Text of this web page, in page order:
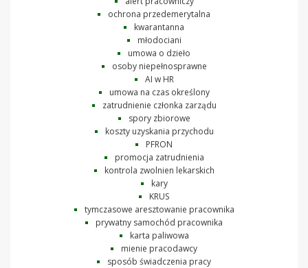
ochrona przedemerytalna
kwarantanna
młodociani
umowa o dzieło
osoby niepełnosprawne
AI w HR
umowa na czas określony
zatrudnienie członka zarządu
spory zbiorowe
koszty uzyskania przychodu
PFRON
promocja zatrudnienia
kontrola zwolnien lekarskich
kary
KRUS
tymczasowe aresztowanie pracownika
prywatny samochód pracownika
karta paliwowa
mienie pracodawcy
sposób świadczenia pracy